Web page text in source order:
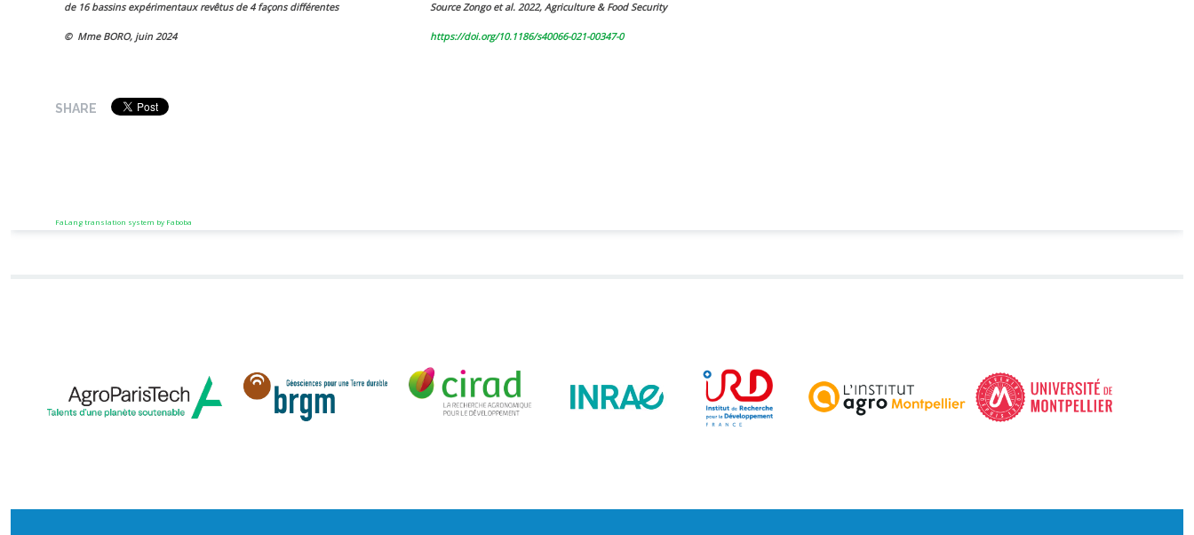
de 16 bassins expérimentaux revêtus de 4 façons différentes
© Mme BORO, juin 2024
Source Zongo et al. 2022, Agriculture & Food Security
https://doi.org/10.1186/s40066-021-00347-0
SHARE
FaLang translation system by Faboba